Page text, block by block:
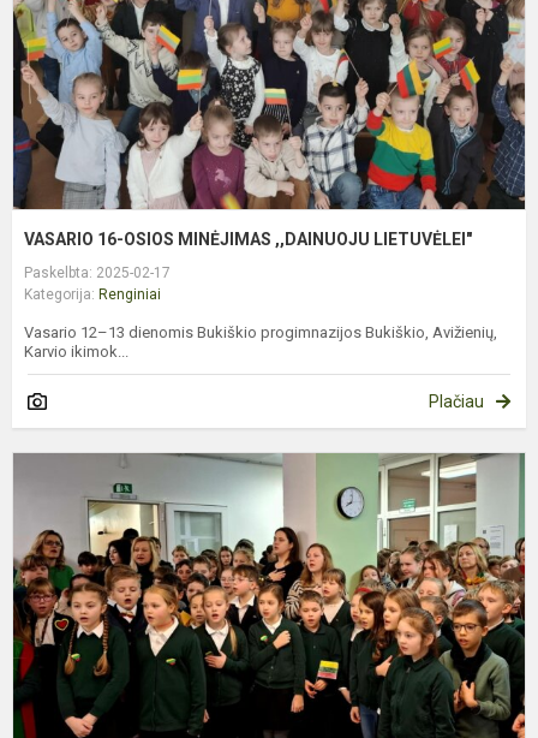
VASARIO 16-OSIOS MINĖJIMAS ,,DAINUOJU LIETUVĖLEI"
Paskelbta: 2025-02-17
Kategorija: Renginiai
Vasario 12–13 dienomis Bukiškio progimnazijos Bukiškio, Avižienių,
Karvio ikimok...
Plačiau